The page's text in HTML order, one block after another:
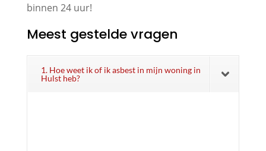
binnen 24 uur!
Meest gestelde vragen
1. Hoe weet ik of ik asbest in mijn woning in
Hulst heb?